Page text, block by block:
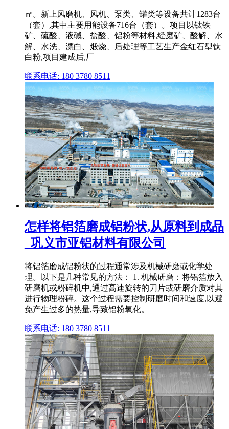
㎡。新上风磨机、风机、泵类、罐类等设备共计1283台
（套）,其中主要用能设备716台（套）。项目以钛铁
矿、硫酸、液碱、盐酸、铝粉等材料,经磨矿、酸解、水
解、水洗、漂白、煅烧、后处理等工艺生产金红石型钛
白粉,项目建成后,厂
联系电话: 180 3780 8511
怎样将铝箔磨成铝粉状,从原料到成品
_巩义市亚铝材料有限公司
将铝箔磨成铝粉状的过程通常涉及机械研磨或化学处
理。以下是几种常见的方法： 1. 机械研磨：将铝箔放入
研磨机或粉碎机中,通过高速旋转的刀片或研磨介质对其
进行物理粉碎。这个过程需要控制研磨时间和速度,以避
免产生过多的热量,导致铝粉氧化。
联系电话: 180 3780 8511